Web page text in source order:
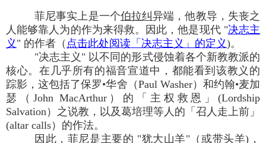
菲尼事实上是一个伯拉纠异端，他教导，失丧之
人能够靠人为的作为来得救。因此，他是现代 "决志主
义 " 的作者（ 点击此处阅读「决志主义」的定义)。
"决志主义" 以不同的形式侵蚀着各个新教教派的
核心。在几乎所有的福音宣道中，都能看到该教义的
踪影，这包括了保罗•华舍（Paul Washer）和约翰•麦加
瑟（John MacArthur）的「主权救恩」(Lordship
Salvation）之说教，以及葛培理等人的「召人走上前」
(altar calls）的作法。
因此，菲尼是主要的 "犹大山羊"（或带头羊)，